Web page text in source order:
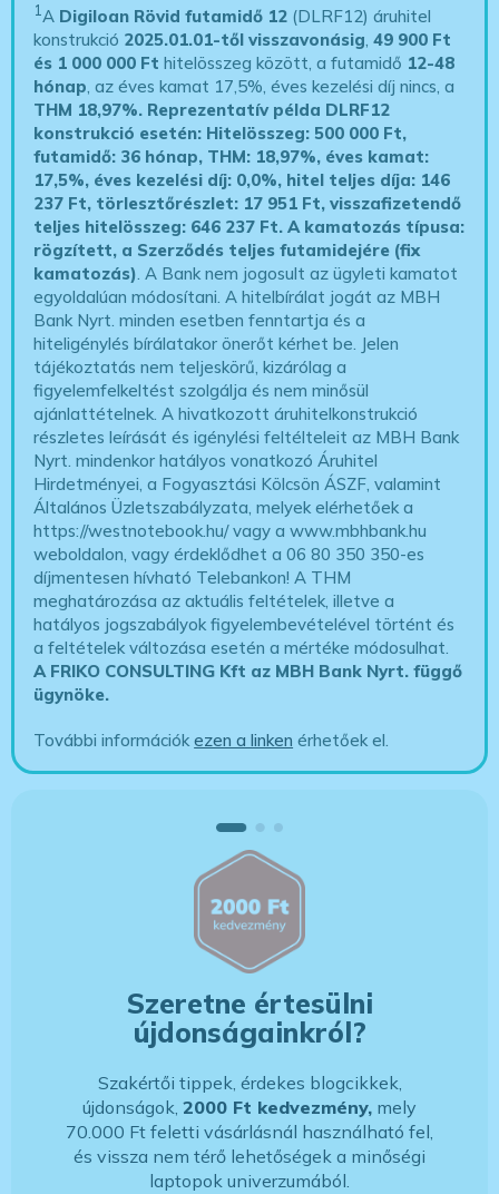
1A Digiloan Rövid futamidő 12 (DLRF12) áruhitel
konstrukció 2025.01.01-től visszavonásig,49 900 Ft
és 1 000 000 Ft hitelösszeg között, a futamidő 12-48
hónap, az éves kamat 17,5%, éves kezelési díj nincs, a
THM 18,97%. Reprezentatív példa DLRF12
konstrukció esetén: Hitelösszeg: 500 000 Ft,
futamidő: 36 hónap, THM: 18,97%, éves kamat:
17,5%, éves kezelési díj: 0,0%, hitel teljes díja: 146
237 Ft, törlesztőrészlet: 17 951 Ft, visszafizetendő
teljes hitelösszeg: 646 237 Ft.A kamatozás típusa:
rögzített, a Szerződés teljes futamidejére (fix
kamatozás). A Bank nem jogosult az ügyleti kamatot
egyoldalúan módosítani. A hitelbírálat jogát az MBH
Bank Nyrt. minden esetben fenntartja és a
hiteligénylés bírálatakor önerőt kérhet be. Jelen
tájékoztatás nem teljeskörű, kizárólag a
figyelemfelkeltést szolgálja és nem minősül
ajánlattételnek. A hivatkozott áruhitelkonstrukció
részletes leírását és igénylési feltélteleit az MBH Bank
Nyrt. mindenkor hatályos vonatkozó Áruhitel
Hirdetményei, a Fogyasztási Kölcsön ÁSZF, valamint
Általános Üzletszabályzata, melyek elérhetőek a
https://westnotebook.hu/vagy a www.mbhbank.hu
weboldalon, vagy érdeklődhet a 06 80 350 350-es
díjmentesen hívható Telebankon! A THM
meghatározása az aktuális feltételek, illetve a
hatályos jogszabályok figyelembevételével történt és
a feltételek változása esetén a mértéke módosulhat.
A FRIKO CONSULTING Kft az MBH Bank Nyrt. függő
ügynöke.
További információkezen a linken érhetőek el.
Szeretne értesülni
újdonságainkról?
Szakértői tippek, érdekes blogcikkek,
újdonságok, 2000 Ft kedvezmény, mely
70.000 Ft feletti vásárlásnál használható fel,
és vissza nem térő lehetőségek a minőségi
laptopok univerzumából.